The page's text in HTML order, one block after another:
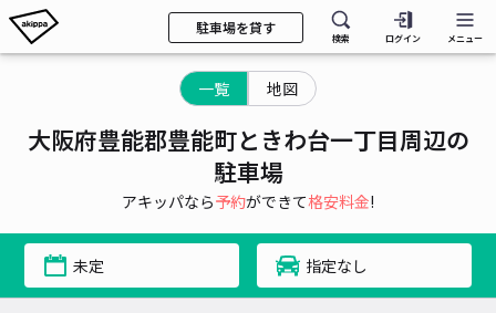
駐車場を貸す
検索 ログイン メニュー
一覧 地図
大阪府豊能郡豊能町ときわ台一丁目周辺の
駐車場
アキッパなら予約ができて格安料金!
未定 指定なし